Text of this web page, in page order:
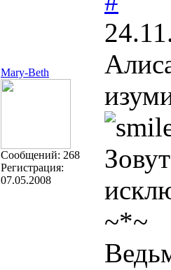
Mary-Beth
Cообщений: 268
Регистрация:
07.05.2008
~*~